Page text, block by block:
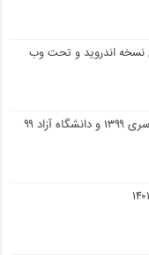
نسخه اندروید و تحت وب
آزاد ۹۹